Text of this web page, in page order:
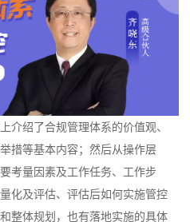
介绍了合规管理体系的价值观、
措等基本内容；然后从操作层
考量因素及工作任务、工作步
化及评估、评估后如何实施管控
整体规划，也有落地实施的具体